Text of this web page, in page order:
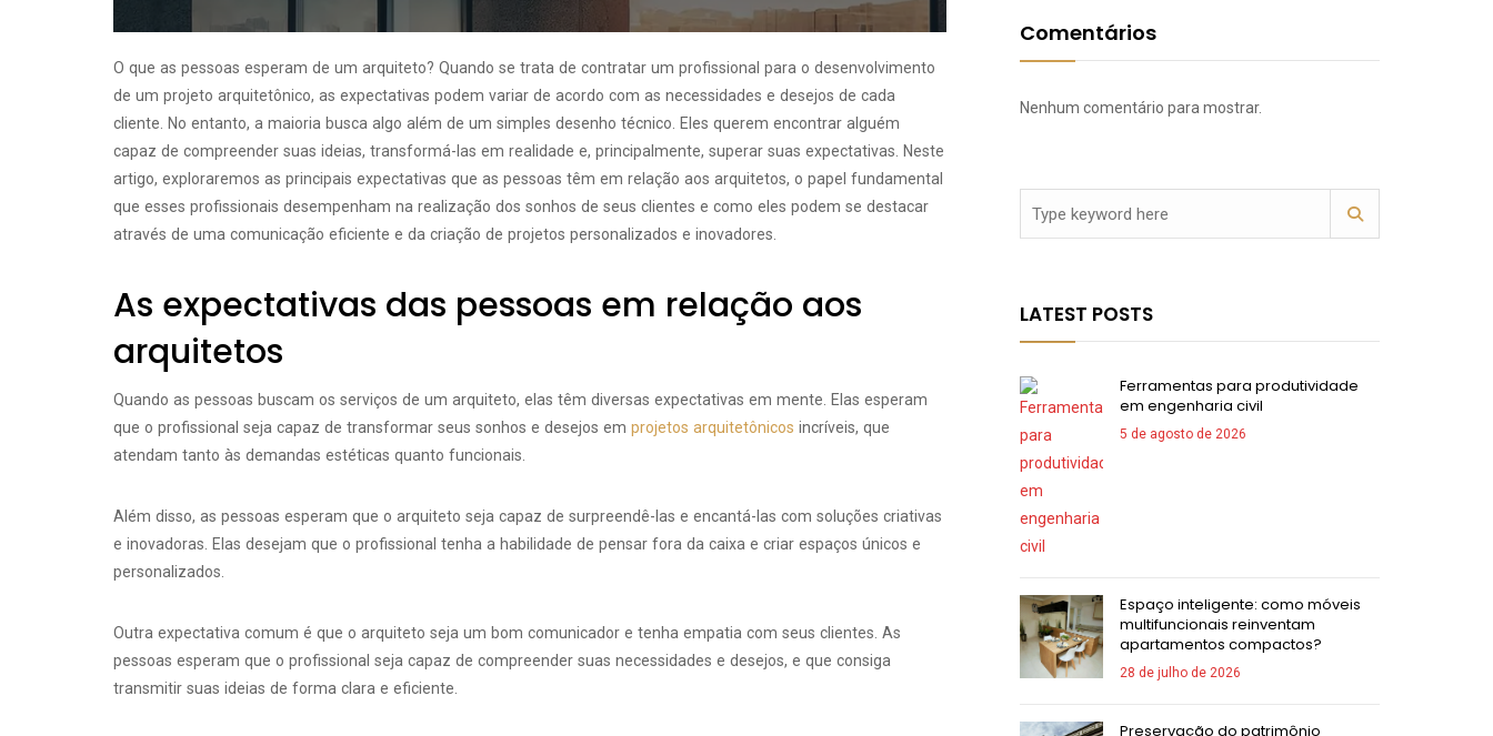
O que as pessoas esperam de um arquiteto? Quando se trata de contratar um profissional para o desenvolvimento
de um projeto arquitetônico, as expectativas podem variar de acordo com as necessidades e desejos de cada
cliente. No entanto, a maioria busca algo além de um simples desenho técnico. Eles querem encontrar alguém
capaz de compreender suas ideias, transformá-las em realidade e, principalmente, superar suas expectativas. Neste
artigo, exploraremos as principais expectativas que as pessoas têm em relação aos arquitetos, o papel fundamental
que esses profissionais desempenham na realização dos sonhos de seus clientes e como eles podem se destacar
através de uma comunicação eficiente e da criação de projetos personalizados e inovadores.
As expectativas das pessoas em relação aos
arquitetos
Quando as pessoas buscam os serviços de um arquiteto, elas têm diversas expectativas em mente. Elas esperam
que o profissional seja capaz de transformar seus sonhos e desejos em projetos arquitetônicos incríveis, que
atendam tanto às demandas estéticas quanto funcionais.
Além disso, as pessoas esperam que o arquiteto seja capaz de surpreendê-las e encantá-las com soluções criativas
e inovadoras. Elas desejam que o profissional tenha a habilidade de pensar fora da caixa e criar espaços únicos e
personalizados.
Outra expectativa comum é que o arquiteto seja um bom comunicador e tenha empatia com seus clientes. As
pessoas esperam que o profissional seja capaz de compreender suas necessidades e desejos, e que consiga
transmitir suas ideias de forma clara e eficiente.
Comentários
Nenhum comentário para mostrar.
LATEST POSTS
Ferramentas para produtividade
em engenharia civil
5 de agosto de 2026
Espaço inteligente: como móveis
multifuncionais reinventam
apartamentos compactos?
28 de julho de 2026
Preservação do patrimônio